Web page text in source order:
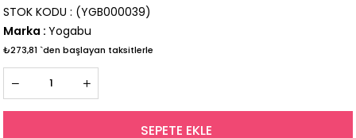
(YGB000039)
STOK KODU
Marka : Yogabu
₺273,81 `den başlayan taksitlerle